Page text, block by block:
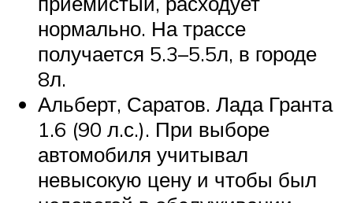
нормально. На трассе
получается 5.3–5.5л, в городе
8л.
Альберт, Саратов. Лада Гранта
1.6 (90 л.с.). При выборе
автомобиля учитывал
невысокую цену и чтобы был